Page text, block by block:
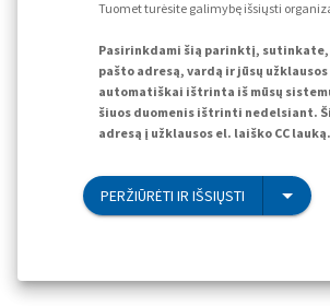
Tuomet turėsite galimybę išsiųsti
Pasirinkdami šią parinktį, sutinkate,
pašto adresą, vardą ir jūsų
automatiškai ištrinta iš mūsų
šiuos duomenis ištrinti nedelsiant.
adresą į užklausos el. laiško CC lauką.
PERŽIŪRĖTI IR IŠSIŲSTI